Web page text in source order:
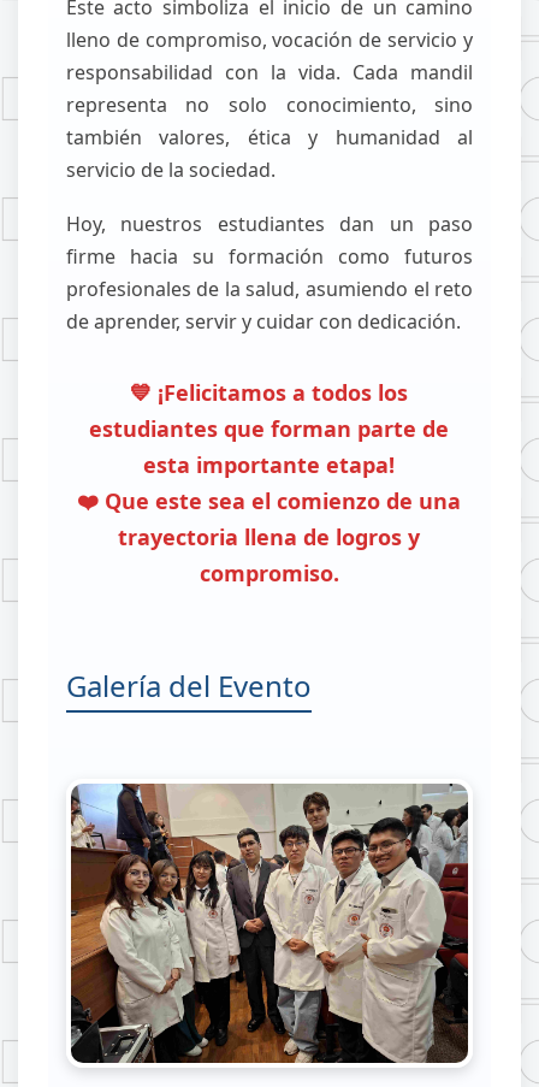
Este acto simboliza el inicio de un camino
lleno de compromiso, vocación de servicio y
responsabilidad con la vida. Cada mandil
representa no solo conocimiento, sino
también valores, ética y humanidad al
servicio de la sociedad.
Hoy, nuestros estudiantes dan un paso
firme hacia su formación como futuros
profesionales de la salud, asumiendo el reto
de aprender, servir y cuidar con dedicación.
💙 ¡Felicitamos a todos los
estudiantes que forman parte de
esta importante etapa!
❤️ Que este sea el comienzo de una
trayectoria llena de logros y
compromiso.
Galería del Evento